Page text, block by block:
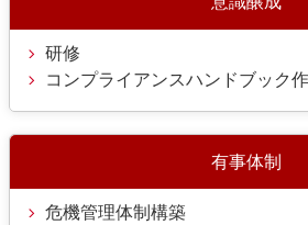
研修
コンプライアンスハンドブック
有事体制
危機管理体制構築